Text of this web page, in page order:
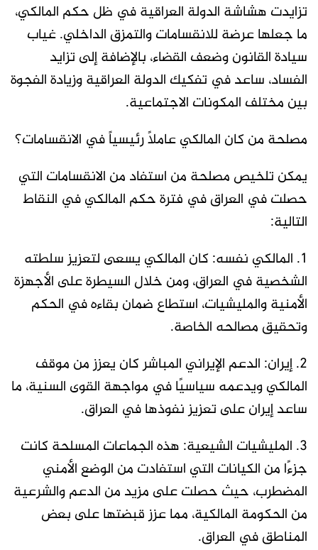
تزايدت هشاشة الدولة العراقية في ظل حكم المالكي،
ما جعلها عرضة للانقسامات والتمزق الداخلي. غياب
سيادة القانون وضعف القضاء، بالإضافة إلى تزايد
الفساد، ساعد في تفكيك الدولة العراقية وزيادة الفجوة
بين مختلف المكونات الاجتماعية.
مصلحة من كان المالكي عاملاً رئيسياً في الانقسامات؟
يمكن تلخيص مصلحة من استفاد من الانقسامات التي
حصلت في العراق في فترة حكم المالكي في النقاط
التالية:
1. المالكي نفسه: كان المالكي يسعى لتعزيز سلطته
الشخصية في العراق، ومن خلال السيطرة على الأجهزة
الأمنية والمليشيات، استطاع ضمان بقاءه في الحكم
وتحقيق مصالحه الخاصة.
2. إيران: الدعم الإيراني المباشر كان يعزز من موقف
المالكي ويدعمه سياسيًا في مواجهة القوى السنية، ما
ساعد إيران على تعزيز نفوذها في العراق.
3. المليشيات الشيعية: هذه الجماعات المسلحة كانت
جزءًا من الكيانات التي استفادت من الوضع الأمني
المضطرب، حيث حصلت على مزيد من الدعم والشرعية
من الحكومة المالكية، مما عزز قبضتها على بعض
المناطق في العراق.